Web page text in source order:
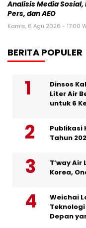
Analisis Media
Pers, dan AEO
Kamis, 6 Agu 2026 - 17:00
BERITA POPULER
Dinsos
Liter Air
untuk 6
Publikasi
Tahun
T’way
Korea,
Weichai
Depan